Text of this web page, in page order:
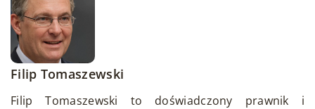
Filip Tomaszewski
Filip Tomaszewski to doświadczony prawnik i